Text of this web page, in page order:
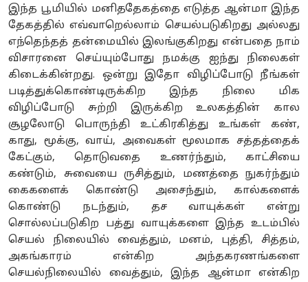
இந்த பூமியில் மனிததேகத்தை எடுத்த ஆன்மா இந்த
தேகத்தில் எவ்வாறெல்லாம் செயல்படுகிறது அல்லது
எந்தெந்தத் தன்மையில் இலங்குகிறது என்பதை நாம்
விசாரனை செய்யும்போது நமக்கு ஐந்து நிலைகள்
கிடைக்கின்றது. ஒன்று இதோ விழிப்போடு நீங்கள்
படித்துக்கொண்டிருக்கிற இந்த நிலை மிக
விழிப்போடு சுற்றி இருக்கிற உலகத்தின் கால
சூழலோடு பொருந்தி உட்கிரகித்து உங்கள் கண்,
காது, மூக்கு, வாய், அவைகள் மூலமாக சத்தத்தைக்
கேட்கும், தொடுவதை உணர்ந்தும், காட்சியை
கண்டும், சுவையை ருசித்தும், மணத்தை நுகர்ந்தும்
கைகளைக் கொண்டு அசைந்தும், கால்களைக்
கொண்டு நடந்தும், தச வாயுக்கள் என்று
சொல்லப்படுகிற பத்து வாயுக்களை இந்த உடம்பில்
செயல் நிலையில் வைத்தும், மனம், புத்தி, சித்தம்,
அகங்காரம் என்கிற அந்தகரணங்களை
செயல்நிலையில் வைத்தும், இந்த ஆன்மா என்கிற